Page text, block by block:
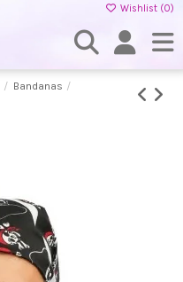
Wishlist (0)
Bandanas